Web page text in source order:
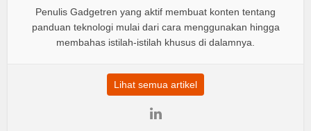
Penulis Gadgetren yang aktif membuat konten tentang
panduan teknologi mulai dari cara menggunakan hingga
membahas istilah-istilah khusus di dalamnya.
Lihat semua artikel